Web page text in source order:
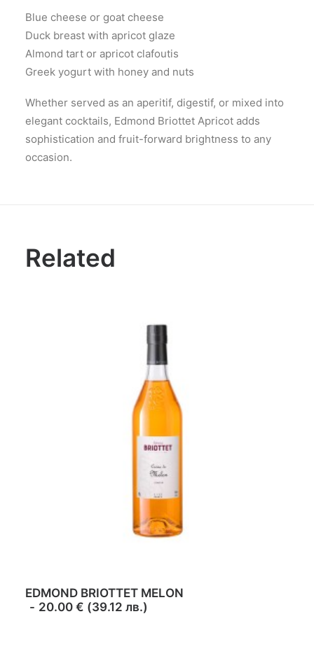
Blue cheese or goat cheese
Duck breast with apricot glaze
Almond tart or apricot clafoutis
Greek yogurt with honey and nuts
Whether served as an aperitif, digestif, or mixed into
elegant cocktails, Edmond Briottet Apricot adds
sophistication and fruit-forward brightness to any
occasion.
Related
ADD TO CART
EDMOND BRIOTTET MELON
20.00€ (39.12лв.)